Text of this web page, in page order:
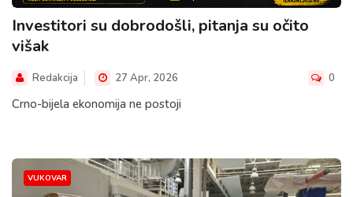
Investitori su dobrodošli, pitanja su očito
višak
Redakcija 27 Apr, 2026 0
Crno-bijela ekonomija ne postoji
VUKOVAR